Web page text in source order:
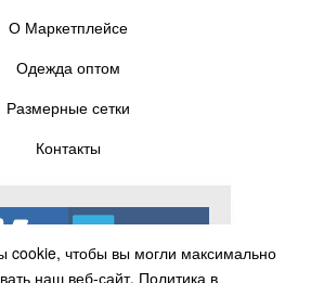
О Маркетплейсе
Одежда оптом
Размерные сетки
Контакты
чтобы вы могли максимально
наш веб-сайт. Политика в